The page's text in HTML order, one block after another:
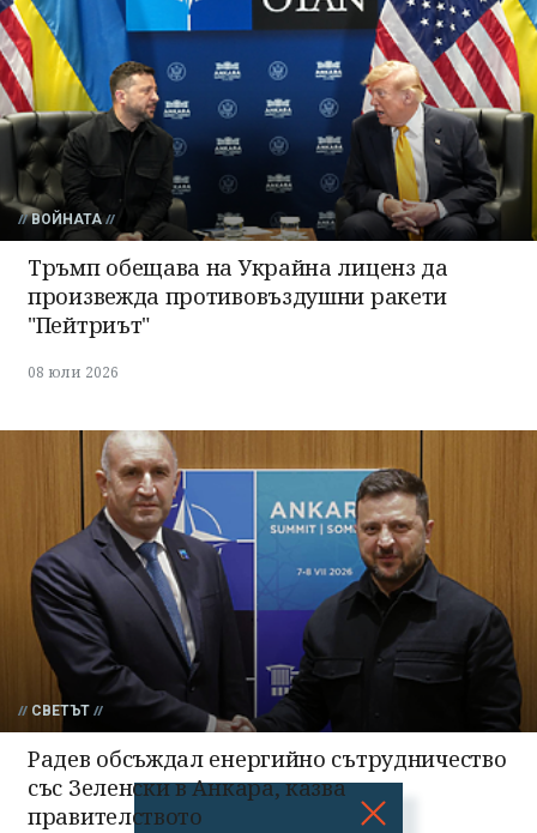
ВОЙНАТА
Тръмп обещава на Украйна лиценз да
произвежда противовъздушни ракети
"Пейтриът"
08 юли 2026
СВЕТЪТ
Радев обсъждал енергийно сътрудничество
със Зеленски в Анкара, казва
правителството